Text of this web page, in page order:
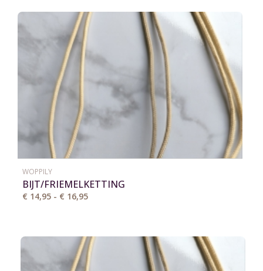
WOPPILY
BIJT/FRIEMELKETTING
€ 14,95 - € 16,95